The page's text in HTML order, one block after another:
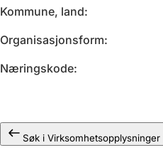
Kommune, land
Organisasjonsform
Næringskode
Søk i Virksomhetsopplysninger